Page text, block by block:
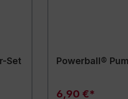
Set Powerball®
6,90 €*